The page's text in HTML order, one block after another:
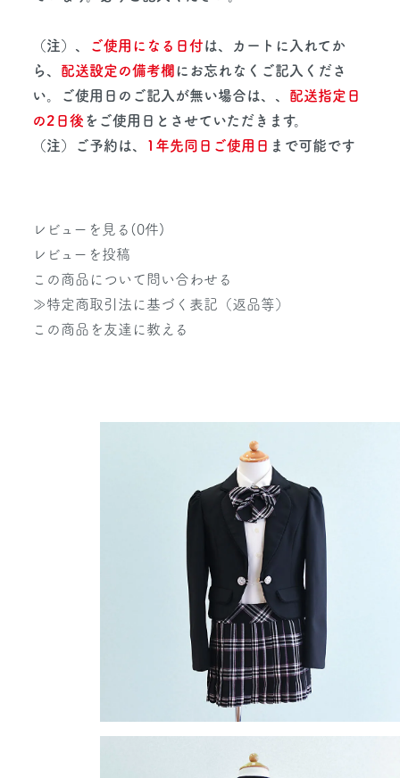
（注）、 ご使用になる日付は、カートに入れてか
ら、 配送設定の備考欄 にお忘れなくご記入くださ
い。ご使用日のご記入が無い場合は、、 配送指定日
の2日後 をご使用日とさせていただきます。
（注）ご予約は、
1年先同日ご使用日 まで可能です
レビューを見る(0件)
レビューを投稿
この商品について問い合わせる
≫特定商取引法に基づく表記（返品等）
この商品を友達に教える